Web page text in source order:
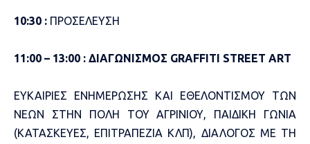
10:30 : ΠΡΟΣΕΛΕΥΣΗ
11:00 – 13:00 : ΔΙΑΓΩΝΙΣΜΟΣ GRAFFITI STREET ART
ΕΥΚΑΙΡΙΕΣ ΕΝΗΜΕΡΩΣΗΣ ΚΑΙ ΕΘΕΛΟΝΤΙΣΜΟΥ ΤΩΝ
ΝΕΩΝ ΣΤΗΝ ΠΟΛΗ ΤΟΥ ΑΓΡΙΝΙΟΥ, ΠΑΙΔΙΚΗ ΓΩΝΙΑ
(ΚΑΤΑΣΚΕΥΕΣ, ΕΠΙΤΡΑΠΕΖΙΑ ΚΛΠ), ΔΙΑΛΟΓΟΣ ΜΕ ΤΗ